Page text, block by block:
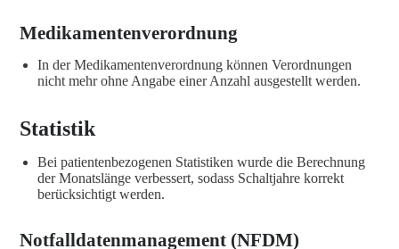
Medikamentenverordnung
In der Medikamentenverordnung können Verordnungen
nicht mehr ohne Angabe einer Anzahl ausgestellt werden.
Statistik
Bei patientenbezogenen Statistiken wurde die Berechnung
der Monatslänge verbessert, sodass Schaltjahre korrekt
berücksichtigt werden.
Notfalldatenmanagement (NFDM)